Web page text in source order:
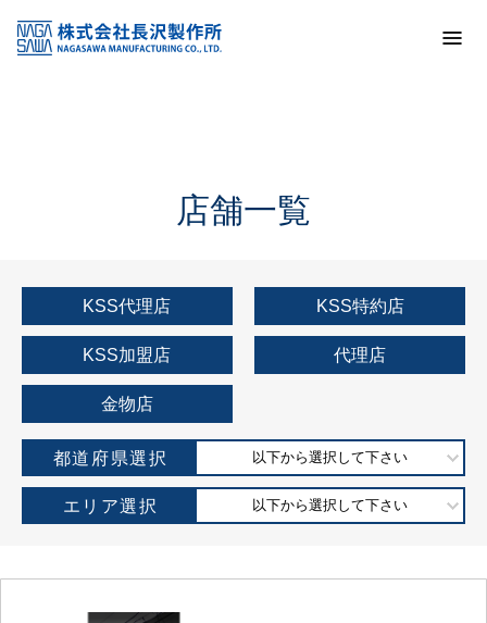
KSS加盟店・取扱店情報
店舗一覧
店舗一覧
KSS代理店 KSS特約店
KSS加盟店 代理店
金物店
都道府県選択 以下から選択して下さい
エリア選択 以下から選択して下さい